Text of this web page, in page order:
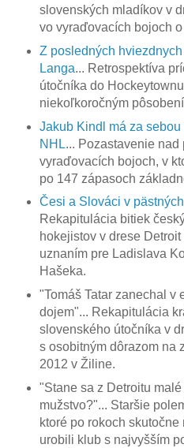
slovenských mladíkov v
vo vyraďovacích bojoch
Z posledných
Langa... Retrospektíva
útočníka do
niekoľkoročným
Jakub Kindl má za
NHL... Pozastavenie nad
vyraďovacích bojoch, v
po 147 zápasoch
Česi a Slováci v
Rekapitulácia bitiek
hokejistov v drese
uznaním pre Ladislava
Hašeka.
"Tomáš Tatar zanechal v
dojem"... Rekapitulácia
slovenského útočníka v
s osobitným dôrazom na
2012 v Žiline.
"Stane sa z Detroitu
mužstvo?"... Staršie
ktoré po rokoch
urobili klub s najvyšším